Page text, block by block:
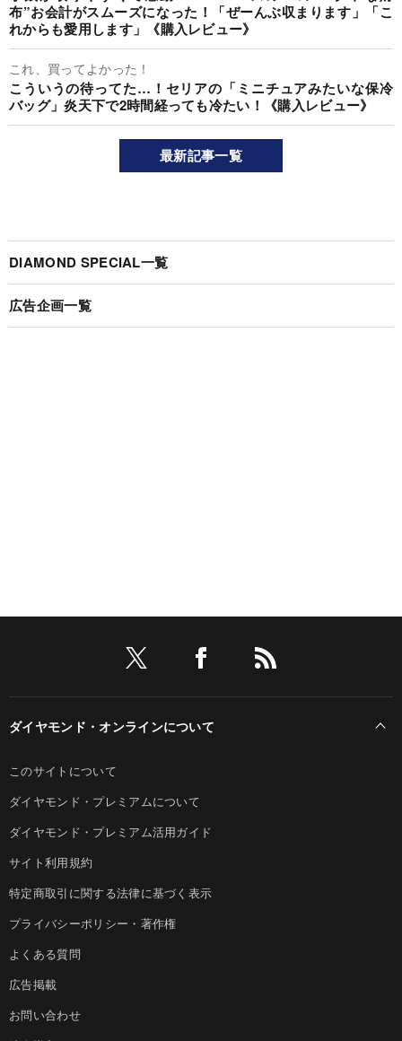
布”お会計がスムーズになった！「ぜーんぶ収まります」「こ
れからも愛用します」《購入レビュー》
これ、買ってよかった！
こういうの待ってた…！セリアの「ミニチュアみたいな保冷
バッグ」炎天下で2時間経っても冷たい！《購入レビュー》
最新記事一覧
DIAMOND SPECIAL一覧
広告企画一覧
ダイヤモンド・オンラインについて
このサイトについて
ダイヤモンド・プレミアムについて
ダイヤモンド・プレミアム活用ガイド
サイト利用規約
特定商取引に関する法律に基づく表示
プライバシーポリシー・著作権
よくある質問
広告掲載
お問い合わせ